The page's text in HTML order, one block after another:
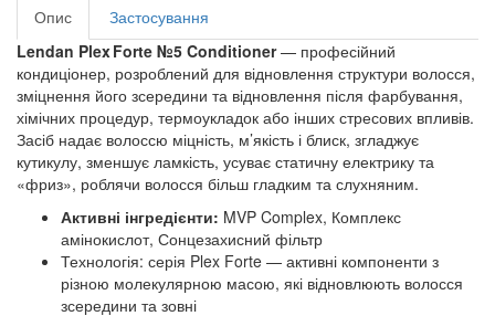
Опис
Застосування
Lendan Plex Forte №5 Conditioner— професійний
кондиціонер, розроблений для відновлення структури волосся,
зміцнення його зсередини та відновлення після фарбування,
хімічних процедур, термоукладок або інших стресових впливів.
Засіб надає волоссю міцність, м’якість і блиск, згладжує
кутикулу, зменшує ламкість, усуває статичну електрику та
«фриз», роблячи волосся більш гладким та слухняним.
Активні інгредієнти: MVP Complex, Комплекс
амінокислот, Сонцезахисний фільтр
Технологія: серія Plex Forte — активні компоненти з
різною молекулярною масою, які відновлюють волосся
зсередини та зовні